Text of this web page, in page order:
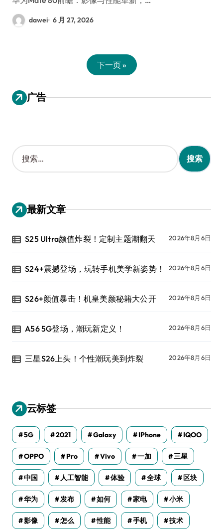
dawei 6 月 27, 2026
下一页 »
广告
搜
索
：
最新文章
S25 Ultra颜值炸裂！定制主题潮翻天 2026年8月6日
S24+震撼登场，玩转手机美学新姿势！ 2026年8月6日
S26+颜值暴击！机皇美颜秘籍大公开 2026年8月6日
A56 5G登场，潮玩新定义！ 2026年8月6日
三星S26上头！个性潮玩美到炸裂 2026年8月6日
云标签
5G 2021 Galaxy IPhone IQOO
OPPO Pro Vivo 一加 三星
中国 人工智能 体验 全球 区块
华为 发布 如何 家电 小米
影像 怎么 性能 手机 技术